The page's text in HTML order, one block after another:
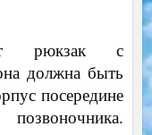
рюкзак с
должна быть
посередине